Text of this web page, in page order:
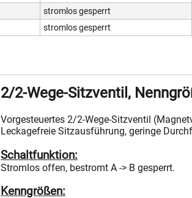
stromlos gesperrt
stromlos gesperrt
2/2-Wege-Sitzventil,
Vorgesteuertes 2/2-Wege-Sitzventil
Leckagefreie Sitzausführung, geringe
Schaltfunktion:
Stromlos offen, bestromt A -> B gesperrt.
Kenngrößen: